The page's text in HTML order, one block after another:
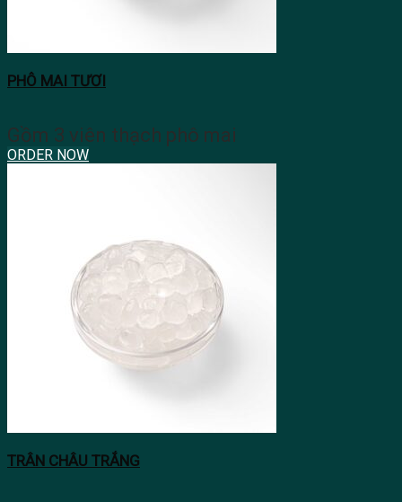
PHÔ MAI TƯƠI
Gồm 3 viên thạch phô mai
ORDER NOW
TRÂN CHÂU TRẮNG